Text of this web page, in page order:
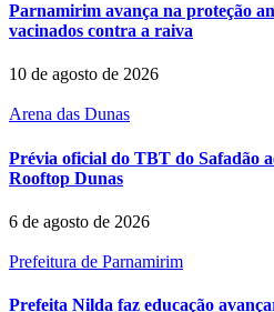
Parnamirim avança na proteção
vacinados contra a raiva
10 de agosto de 2026
Arena das Dunas
Prévia oficial do TBT do Safadão
Rooftop Dunas
6 de agosto de 2026
Prefeitura de Parnamirim
Prefeita Nilda faz educação